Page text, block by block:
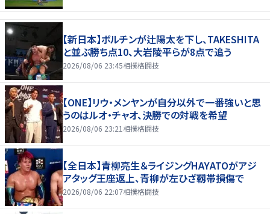
【新日本】ボルチンが辻陽太を下し、TAKESHITA
と並ぶ勝ち点10、大岩陵平らが8点で追う
2026/08/06 23:45相撲格闘技
【ONE】リウ・メンヤンが自分以外で一番強いと思
うのはルオ・チャオ、決勝での対戦を希望
2026/08/06 23:21 相撲格闘技
【全日本】青柳亮生＆ライジングHAYATOがアジ
アタッグ王座返上、青柳が左ひざ靱帯損傷で
2026/08/06 22:07相撲格闘技